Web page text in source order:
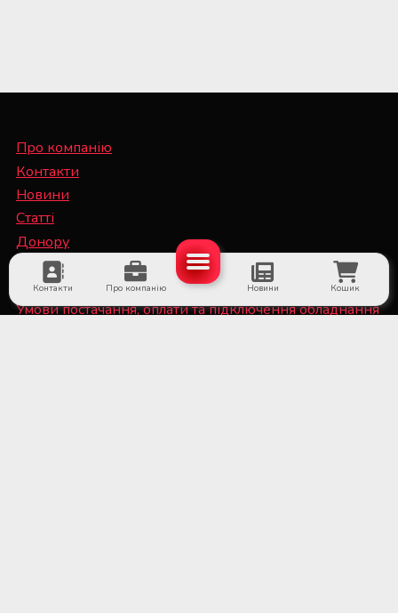
Контакти Про компанію Новини Кошик
Про компанію
Контакти
Новини
Статті
Донору
Спеціалісту
Умови постачання, оплати та підключення обладнання